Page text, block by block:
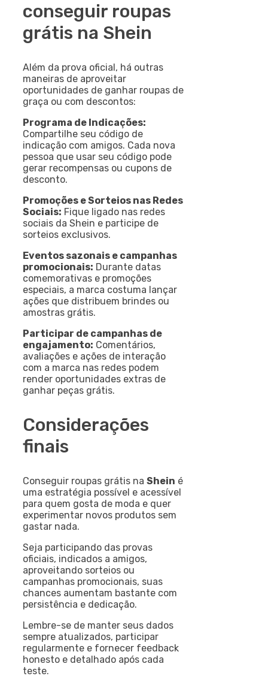
conseguir roupas
grátis na Shein
Além da prova oficial, há outras
maneiras de aproveitar
oportunidades de ganhar roupas de
graça ou com descontos:
Programa de Indicações:
Compartilhe seu código de
indicação com amigos. Cada nova
pessoa que usar seu código pode
gerar recompensas ou cupons de
desconto.
Promoções e Sorteios nas Redes
Sociais: Fique ligado nas redes
sociais da Shein e participe de
sorteios exclusivos.
Eventos sazonais e campanhas
promocionais: Durante datas
comemorativas e promoções
especiais, a marca costuma lançar
ações que distribuem brindes ou
amostras grátis.
Participar de campanhas de
engajamento: Comentários,
avaliações e ações de interação
com a marca nas redes podem
render oportunidades extras de
ganhar peças grátis.
Considerações
finais
Conseguir roupas grátis na Shein é
uma estratégia possível e acessível
para quem gosta de moda e quer
experimentar novos produtos sem
gastar nada.
Seja participando das provas
oficiais, indicados a amigos,
aproveitando sorteios ou
campanhas promocionais, suas
chances aumentam bastante com
persistência e dedicação.
Lembre-se de manter seus dados
sempre atualizados, participar
regularmente e fornecer feedback
honesto e detalhado após cada
teste.